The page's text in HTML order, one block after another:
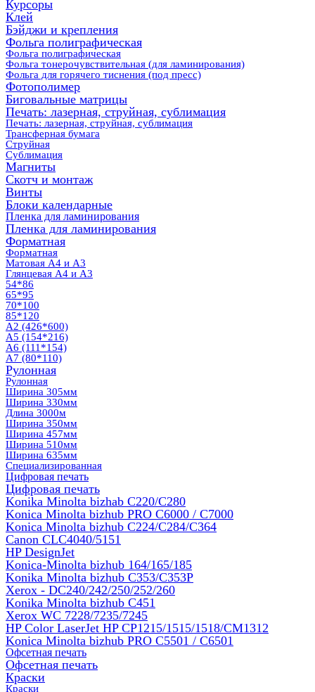
Курсоры
Клей
Бэйджи и крепления
Фольга полиграфическая
Фольга полиграфическая
Фольга тонерочувствительная (для ламинирования)
Фольга для горячего тиснения (под пресс)
Фотополимер
Биговальные матрицы
Печать: лазерная, струйная, сублимация
Печать: лазерная, струйная, сублимация
Трансферная бумага
Струйная
Сублимация
Магниты
Скотч и монтаж
Винты
Блоки календарные
Пленка для ламинирования
Пленка для ламинирования
Форматная
Форматная
Матовая А4 и А3
Глянцевая А4 и А3
54*86
65*95
70*100
85*120
А2 (426*600)
А5 (154*216)
А6 (111*154)
А7 (80*110)
Рулонная
Рулонная
Ширина 305мм
Ширина 330мм
Длина 3000м
Ширина 350мм
Ширина 457мм
Ширина 510мм
Ширина 635мм
Специализированная
Цифровая печать
Цифровая печать
Konika Minolta bizhab C220/C280
Konica Minolta bizhub PRO C6000 / C7000
Konica Minolta bizhub С224/С284/С364
Canon CLC4040/5151
HP DesignJet
Konica-Minolta bizhub 164/165/185
Konika Minolta bizhub C353/C353Р
Xerox - DC240/242/250/252/260
Konika Minolta bizhub C451
Xerox WC 7228/7235/7245
HP Color LaserJet HP CP1215/1515/1518/CM1312
Konica Minolta bizhub PRO С5501 / С6501
Офсетная печать
Офсетная печать
Краски
Краски